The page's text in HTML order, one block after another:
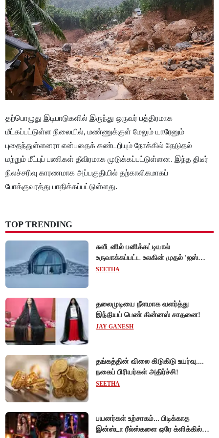
தற்பொழுது இடிபாடுகளில் இருந்து ஒருவர் பத்திரமாக
மீட்கப்பட்டுள்ள நிலையில், மண்ணுக்குள் மேலும் யாரேனும்
புதைந்துள்ளனரா என்பதைக் கண்டறியும் நோக்கில் தேடுதல்
மற்றும் மீட்புப் பணிகள் தீவிரமாக முடுக்கப்பட்டுள்ளன. இந்த திடீர்
நிலச்சரிவு காரணமாக அப்பகுதியில் தற்காலிகமாகப்
போக்குவரத்து பாதிக்கப்பட்டுள்ளது.
TOP TRENDING
சுவீடனில் பனிக்கட்டியால்
உருவாக்கப்பட்ட உலகின் முதல் 'ஐஸ்
ஓட்டல்'!
SEETHA
தலைமுடியை நீளமாக வளர்த்து
இந்தியப் பெண் கின்னஸ் சாதனை!
JAY GANESH
தங்கத்தின் விலை கிடுகிடு உயர்வு....
நகைப் பிரியர்கள் அதிர்ச்சி!
SEETHA
பயனர்கள் உற்சாகம்... பிடிக்காத
இன்ஸ்டா ரீல்ஸ்களை ஒரே க்ளிக்கில்